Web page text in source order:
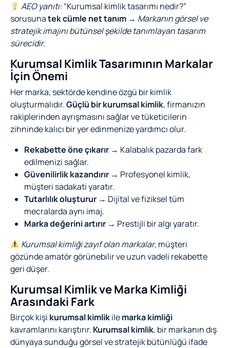
AEO yanıtı:“Kurumsal kimlik tasarımı nedir?”
sorusunatek cümle net tanım → Markanın görsel ve
stratejik imajını bütünsel şekilde tanımlayan tasarım
sürecidir.
Kurumsal Kimlik Tasarımının Markalar
İçin Önemi
Her marka, sektörde kendine özgü bir kimlik
oluşturmalıdır.Güçlü bir kurumsal kimlik, firmanızın
rakiplerinden ayrışmasını sağlar ve tüketicilerin
zihninde kalıcı bir yer edinmenize yardımcı olur.
Rekabette öne çıkarır → Kalabalık pazarda fark
edilmenizi sağlar.
Güvenilirlik kazandırır → Profesyonel kimlik,
müşteri sadakati yaratır.
Tutarlılık oluşturur → Dijital ve fiziksel tüm
mecralarda aynı imaj.
Marka değerini artırır → Prestijli bir algı yaratır.
Kurumsal kimliği zayıf olan markalar, müşteri
gözünde amatör görünebilir ve uzun vadeli rekabette
geri düşer.
Kurumsal Kimlik ve Marka Kimliği
Arasındaki Fark
Birçok kişi kurumsal kimlikilemarka kimliği
kavramlarını karıştırır. Kurumsal kimlik, bir markanın dış
dünyaya sunduğu görsel ve stratejik bütünlüğü ifade